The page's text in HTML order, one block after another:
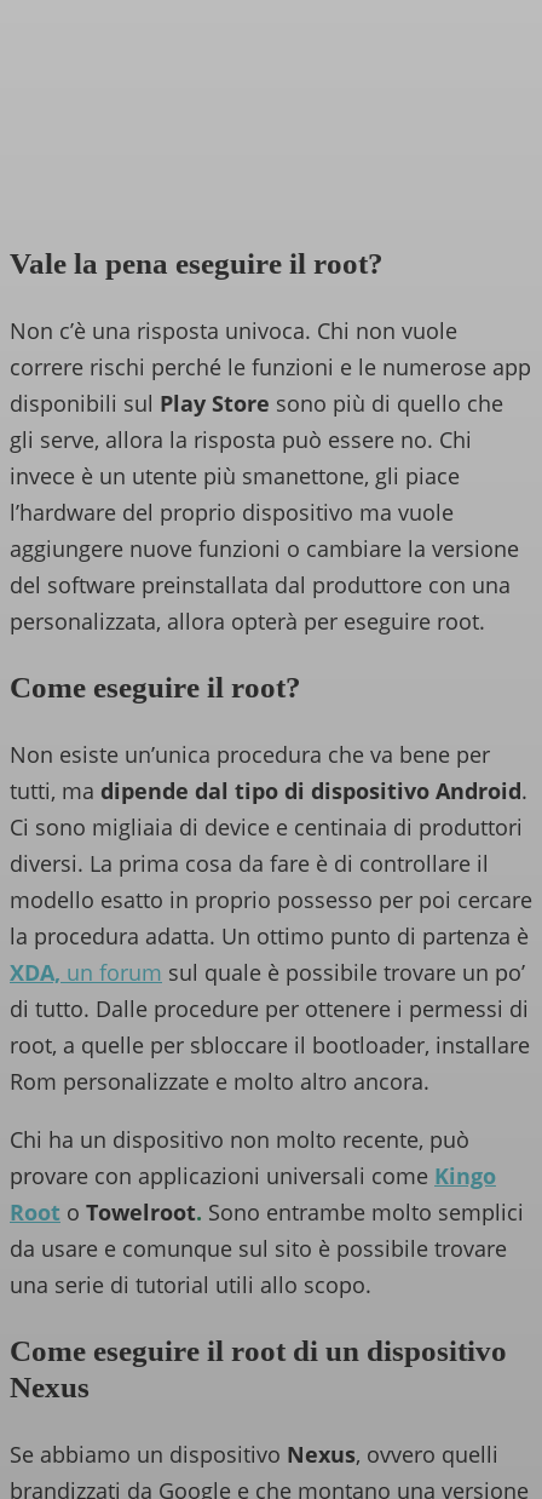
Vale la pena eseguire il root?
Non c’è una risposta univoca. Chi non vuole
correre rischi perché le funzioni e le numerose app
disponibili sul Play Store sono più di quello che
gli serve, allora la risposta può essere no. Chi
invece è un utente più smanettone, gli piace
l’hardware del proprio dispositivo ma vuole
aggiungere nuove funzioni o cambiare la versione
del software preinstallata dal produttore con una
personalizzata, allora opterà per eseguire root.
Come eseguire il root?
Non esiste un’unica procedura che va bene per
tutti, ma dipende dal tipo di dispositivo Android.
Ci sono migliaia di device e centinaia di produttori
diversi. La prima cosa da fare è di controllare il
modello esatto in proprio possesso per poi cercare
la procedura adatta. Un ottimo punto di partenza è
XDA, un forum sul quale è possibile trovare un po’
di tutto. Dalle procedure per ottenere i permessi di
root, a quelle per sbloccare il bootloader, installare
Rom personalizzate e molto altro ancora.
Chi ha un dispositivo non molto recente, può
provare con applicazioni universali come Kingo
Root o Towelroot. Sono entrambe molto semplici
da usare e comunque sul sito è possibile trovare
una serie di tutorial utili allo scopo.
Come eseguire il root di un dispositivo
Nexus
Se abbiamo un dispositivo Nexus, ovvero quelli
brandizzati da Google e che montano una versione